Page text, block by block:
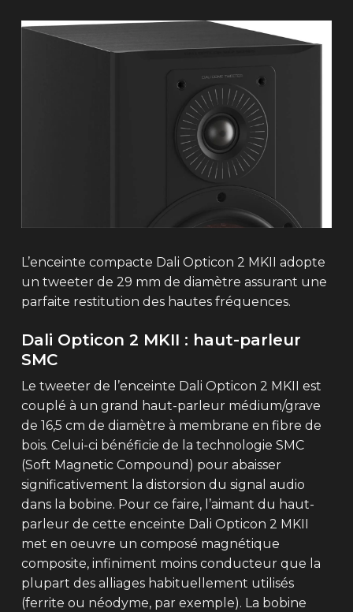
L’enceinte compacte Dali Opticon 2 MKII adopte
un tweeter de 29 mm de diamètre assurant une
parfaite restitution des hautes fréquences.
Dali Opticon 2 MKII : haut-parleur
SMC
Le tweeter de l’enceinte Dali Opticon 2 MKII est
couplé à un grand haut-parleur médium/grave
de 16,5 cm de diamètre à membrane en fibre de
bois. Celui-ci bénéficie de la technologie SMC
(Soft Magnetic Compound) pour abaisser
significativement la distorsion du signal audio
dans la bobine. Pour ce faire, l’aimant du haut-
parleur de cette enceinte Dali Opticon 2 MKII
met en oeuvre un composé magnétique
composite, infiniment moins conducteur que la
plupart des alliages habituellement utilisés
(ferrite ou néodyme, par exemple). La bobine